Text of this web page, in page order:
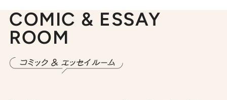
COMIC & ESSAY
ROOM